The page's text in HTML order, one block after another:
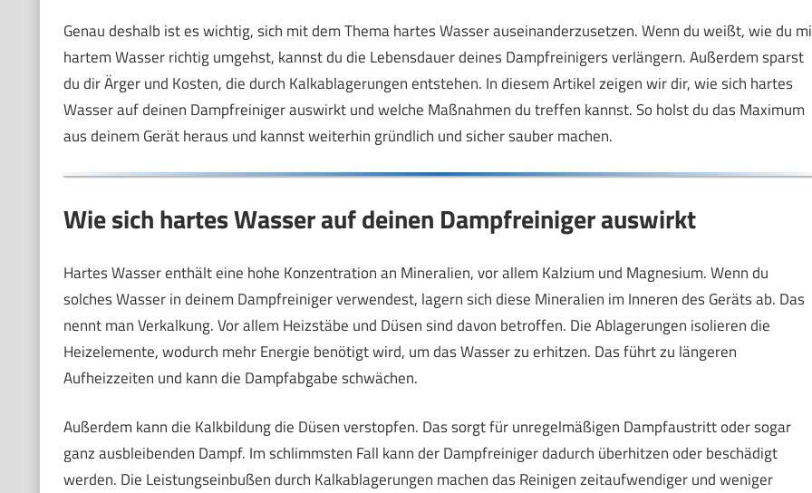
Genau deshalb ist es wichtig, sich mit dem Thema hartes Wasser auseinanderzusetzen. Wenn du weißt, wie du
hartem Wasser richtig umgehst, kannst du die Lebensdauer deines Dampfreinigers verlängern. Außerdem sparst
du dir Ärger und Kosten, die durch Kalkablagerungen entstehen. In diesem Artikel zeigen wir dir, wie sich hartes
Wasser auf deinen Dampfreiniger auswirkt und welche Maßnahmen du treffen kannst. So holst du das Maximum
aus deinem Gerät heraus und kannst weiterhin gründlich und sicher sauber machen.
Wie sich hartes Wasser auf deinen Dampfreiniger auswirkt
Hartes Wasser enthält eine hohe Konzentration an Mineralien, vor allem Kalzium und Magnesium. Wenn du
solches Wasser in deinem Dampfreiniger verwendest, lagern sich diese Mineralien im Inneren des Geräts ab. Das
nennt man Verkalkung. Vor allem Heizstäbe und Düsen sind davon betroffen. Die Ablagerungen isolieren die
Heizelemente, wodurch mehr Energie benötigt wird, um das Wasser zu erhitzen. Das führt zu längeren
Aufheizzeiten und kann die Dampfabgabe schwächen.
Außerdem kann die Kalkbildung die Düsen verstopfen. Das sorgt für unregelmäßigen Dampfaustritt oder sogar
ganz ausbleibenden Dampf. Im schlimmsten Fall kann der Dampfreiniger dadurch überhitzen oder beschädigt
werden. Die Leistungseinbußen durch Kalkablagerungen machen das Reinigen zeitaufwendiger und weniger